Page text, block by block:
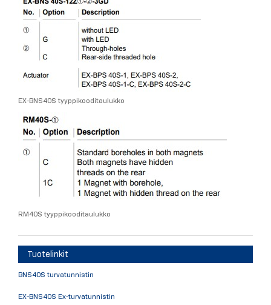
EX-BNS40S tyyppikooditaulukko
RM40S tyyppikooditaulukko
Tuotelinkit
BNS40S turvatunnistin
EX-BNS40S Ex-turvatunnistin